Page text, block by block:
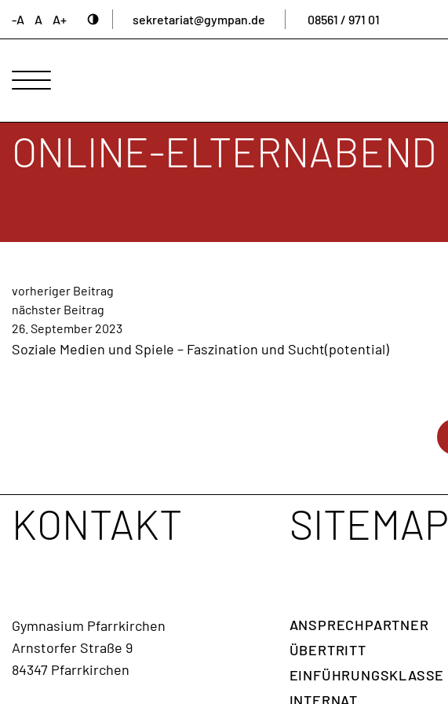
-A A A+ sekretariat@gympan.de 08561 / 971 01
INTERNAT
UNTERNEHMERGYMNASIUM
AKTUELLES
NEWS
ONLINE-ELTERNABEND
BEITRAGSNAVIGATION
vorheriger Beitrag
nächster Beitrag
26. September 2023
Soziale Medien und Spiele – Faszination und Sucht(potential)
KONTAKT
Gymnasium Pfarrkirchen
Arnstorfer Straße 9
84347 Pfarrkirchen
SITEMAP
ANSPRECH­PARTNER
ÜBERTRITT
EINFÜHRUNGSKLASSE
INTERNAT